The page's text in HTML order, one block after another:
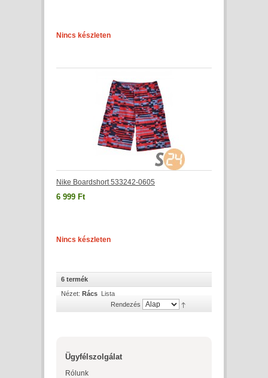
Nincs készleten
Nike Boardshort 533242-0605
6 999 Ft
Nincs készleten
6 termék
Nézet: Rács Lista
Rendezés
Ügyfélszolgálat
Rólunk